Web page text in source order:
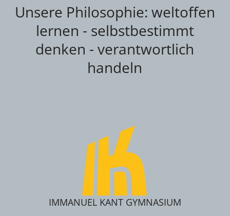
Unsere Philosophie: weltoffen
lernen - selbstbestimmt
denken - verantwortlich
handeln
IMMANUEL KANT GYMNASIUM